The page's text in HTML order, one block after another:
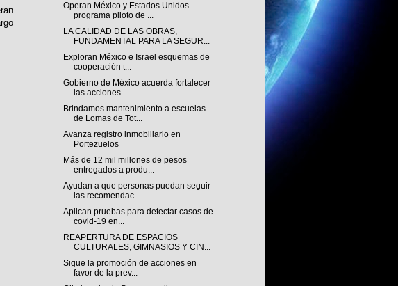
Operan México y Estados Unidos
programa piloto de ...
LA CALIDAD DE LAS OBRAS,
FUNDAMENTAL PARA LA SEGUR...
Exploran México e Israel esquemas de
cooperación t...
Gobierno de México acuerda fortalecer
las acciones...
Brindamos mantenimiento a escuelas
de Lomas de Tot...
Avanza registro inmobiliario en
Portezuelos
Más de 12 mil millones de pesos
entregados a produ...
Ayudan a que personas puedan seguir
las recomendac...
Aplican pruebas para detectar casos de
covid-19 en...
REAPERTURA DE ESPACIOS
CULTURALES, GIMNASIOS Y CIN...
Sigue la promoción de acciones en
favor de la prev...